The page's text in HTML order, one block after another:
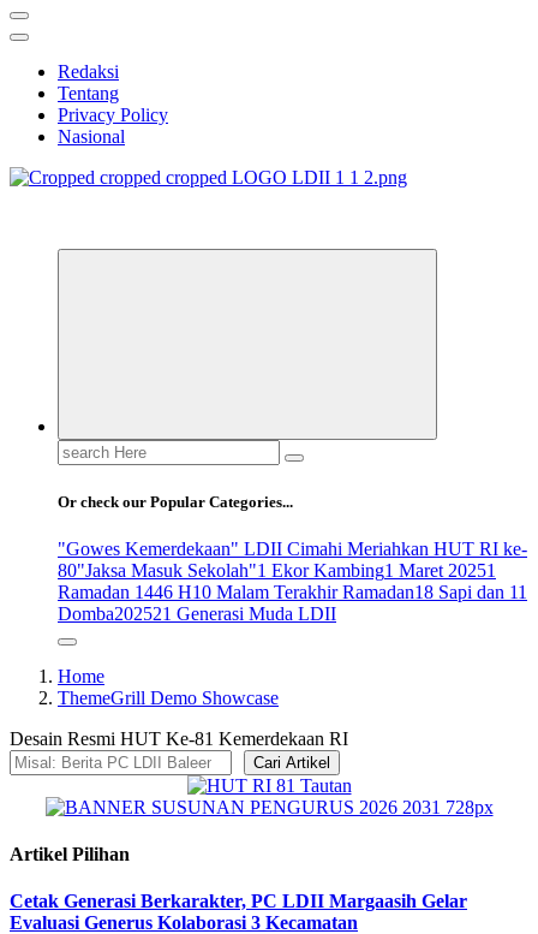
Redaksi
Tentang
Privacy Policy
Nasional
Search
for:
Or check our Popular Categories...
"Gowes Kemerdekaan" LDII Cimahi Meriahkan HUT RI ke-
80"Jaksa Masuk Sekolah"1 Ekor Kambing1 Maret 20251
Ramadan 1446 H10 Malam Terakhir Ramadan18 Sapi dan 11
Domba202521 Generasi Muda LDII
Home
ThemeGrill Demo Showcase
Desain Resmi HUT Ke-81 Kemerdekaan RI
Cari Artikel
Artikel Pilihan
Cetak Generasi Berkarakter, PC LDII Margaasih Gelar
Evaluasi Generus Kolaborasi 3 Kecamatan